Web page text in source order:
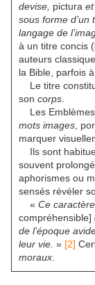
devise, pictura
sous forme d’un
langage de
à un titre concis
auteurs
la Bible, parfois
Le titre
son corps
Les Emblèmes
mots images ,
marquer
Ils sont
souvent
aphorismes ou
sensés révéler
« Ce
compréhensible]
de l’époque
leur vie. » [2]
moraux